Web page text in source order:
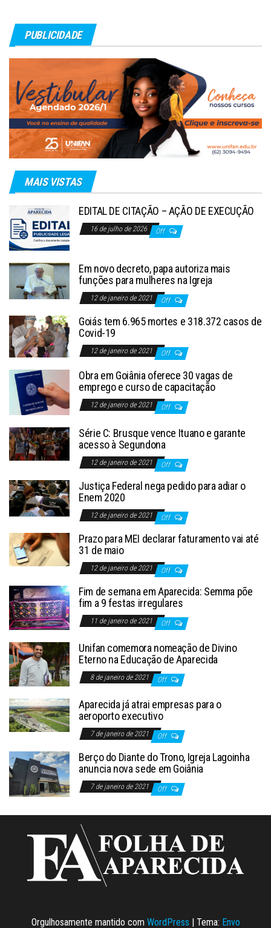
PUBLICIDADE
MAIS VISTAS
EDITAL DE CITAÇÃO – AÇÃO DE EXECUÇÃO
16 de julho de 2026 Off
Em novo decreto, papa autoriza mais
funções para mulheres na Igreja
12 de janeiro de 2021 Off
Goiás tem 6.965 mortes e 318.372 casos de
Covid-19
12 de janeiro de 2021 Off
Obra em Goiânia oferece 30 vagas de
emprego e curso de capacitação
12 de janeiro de 2021 Off
Série C: Brusque vence Ituano e garante
acesso à Segundona
12 de janeiro de 2021 Off
Justiça Federal nega pedido para adiar o
Enem 2020
12 de janeiro de 2021 Off
Prazo para MEI declarar faturamento vai até
31 de maio
12 de janeiro de 2021 Off
Fim de semana em Aparecida: Semma põe
fim a 9 festas irregulares
11 de janeiro de 2021 Off
Unifan comemora nomeação de Divino
Eterno na Educação de Aparecida
8 de janeiro de 2021 Off
Aparecida já atrai empresas para o
aeroporto executivo
7 de janeiro de 2021 Off
Berço do Diante do Trono, Igreja Lagoinha
anuncia nova sede em Goiânia
7 de janeiro de 2021 Off
Orgulhosamente mantido com WordPress | Tema: Envo